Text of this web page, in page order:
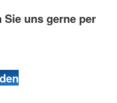
uns gerne per